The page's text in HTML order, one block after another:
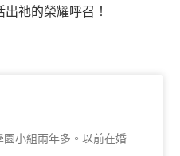
祂的榮耀呼召！
小組兩年多。以前在婚